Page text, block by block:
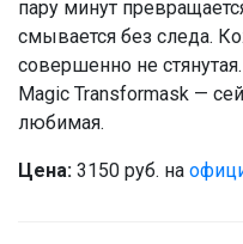
пару минут
смывается без следа.
совершенно не
Magic Transformask —
любимая.
Цена: 3150 руб. на